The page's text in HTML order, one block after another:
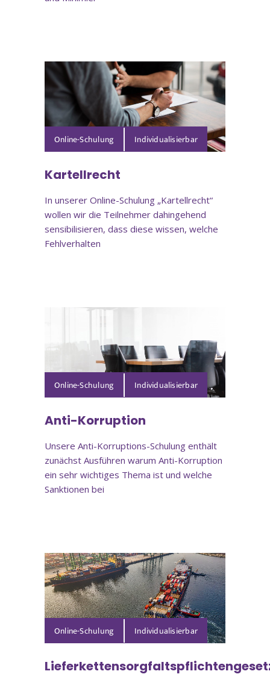
Online-Schulung
Kartellrecht
In unserer Online-Schulung „Kartellrecht“
wollen wir die Teilnehmer dahingehend
sensibilisieren, dass diese wissen, welche
Fehlverhalten
Online-Schulung
Anti-Korruption
Unsere Anti-Korruptions-Schulung enthält
zunächst Ausführen warum Anti-Korruption
ein sehr wichtiges Thema ist und welche
Sanktionen bei
Online-Schulung